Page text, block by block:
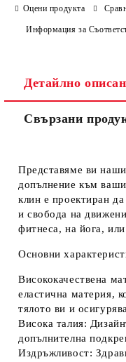
Оцени продукта
Информация за
Детайлно
Свързани
Представяме ви
допълнение към
клин е проектиран
и свобода на
фитнеса, на йога,
Основни
Висококачествена
еластична материя,
тялото ви и
Висока талия:
допълнителна
Издръжливост: